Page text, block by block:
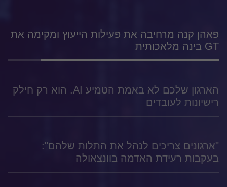
פאהן קנה מרחיבה את פעילות הייעוץ ומקימה את
GT בינה מלאכותית
הארגון שלכם לא באמת הטמיע AI. הוא רק חילק
רישיונות לעובדים
"ארגונים צריכים לנהל את התלות שלהם":
בעקבות רעידת האדמה בוונצאולה